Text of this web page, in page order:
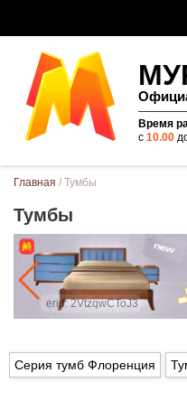
Время
с 10.00
Вы здесь
Главная / Тумбы
Тумбы
erid: 2VtzqwCToJ3
Серия тумб Флоренция